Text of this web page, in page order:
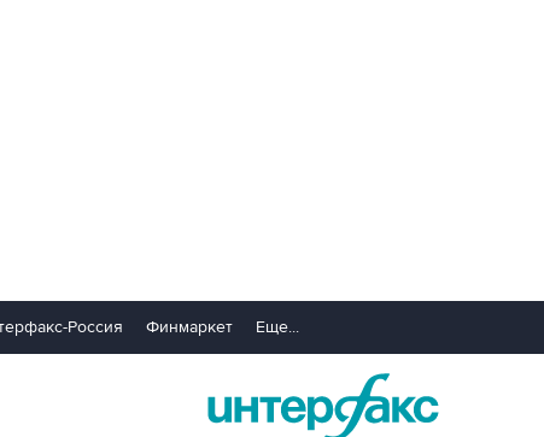
Россия Финмаркет Еще...